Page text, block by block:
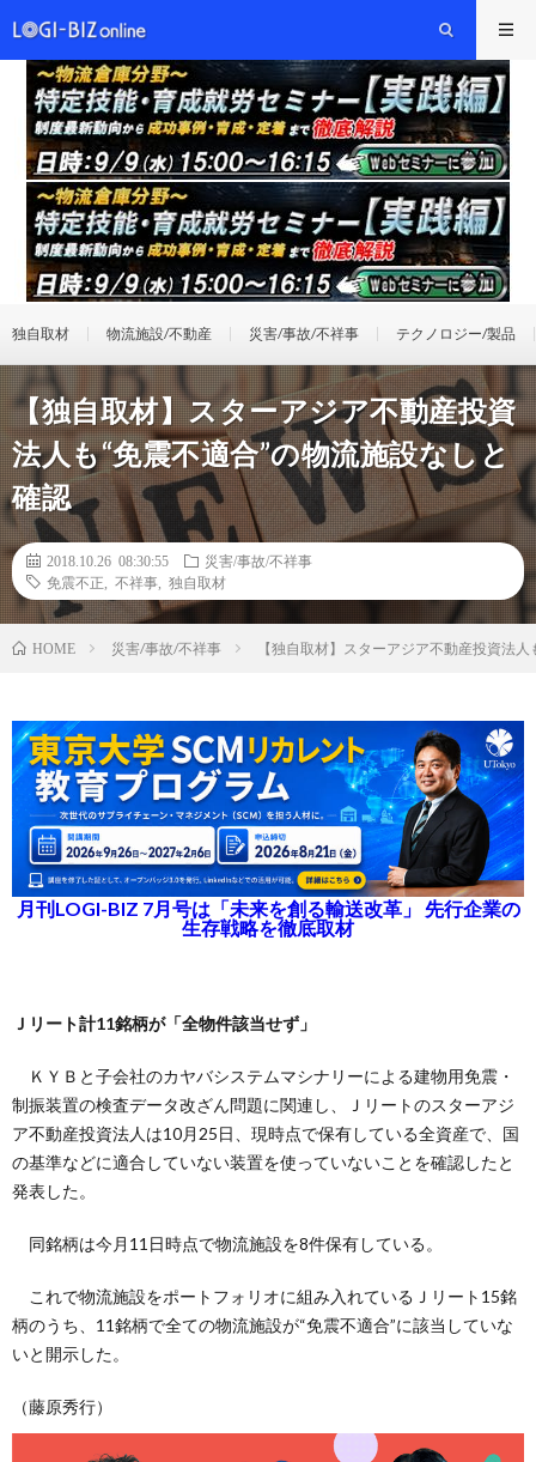
独自取材 物流施設/不動産 災害/事故/不祥事 テクノロジー/製品
【独自取材】スターアジア不動産投資
法人も“免震不適合”の物流施設なしと
確認
2018.10.26 08:30:55
災害/事故/不祥事
免震不正
不祥事 独自取材
HOME 災害/事故/不祥事 【独自取材】スターアジア不動産投資法
月刊LOGI-BIZ 7月号は「未来を創る輸送改革」 先行企業の
生存戦略を徹底取材
Ｊリート計11銘柄が「全物件該当せず」
ＫＹＢと子会社のカヤバシステムマシナリーによる建物用免震・
制振装置の検査データ改ざん問題に関連し、Ｊリートのスターアジ
ア不動産投資法人は10月25日、現時点で保有している全資産で、国
の基準などに適合していない装置を使っていないことを確認したと
発表した。
同銘柄は今月11日時点で物流施設を8件保有している。
これで物流施設をポートフォリオに組み入れているＪリート15銘
柄のうち、11銘柄で全ての物流施設が“免震不適合”に該当していな
いと開示した。
（藤原秀行）